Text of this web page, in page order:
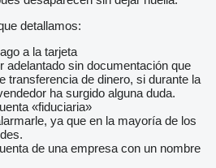
detallamos:
a la tarjeta
adelantado sin documentación que
transferencia de dinero, si durante la
ha surgido alguna duda.
«fiduciaria»
ya que en la mayoría de los
de una empresa con un nombre